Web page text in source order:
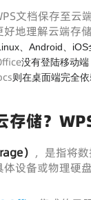
文档保存至云
地理解云端存
、Android、
没有登陆移动
则在桌面端完全依
存储？
） ，是指将
设备或物理硬